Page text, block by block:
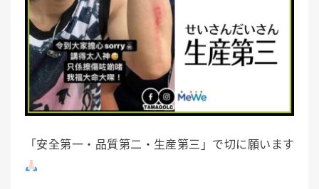
「安全第一・品質第二・生産第三」で切に願います